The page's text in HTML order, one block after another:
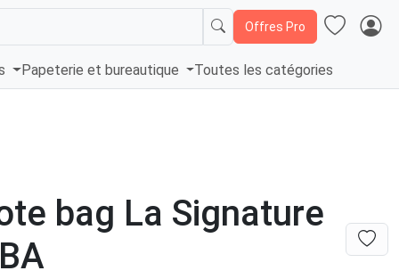
Offres Pro
Papeterie et bureautique Toutes les catégories
bag La Signature